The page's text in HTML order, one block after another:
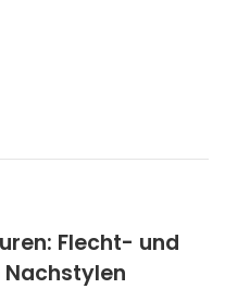
Flecht- und